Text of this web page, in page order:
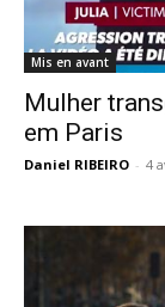
Mis en avant
Mulher
em Paris
Daniel RIBEIRO - 4